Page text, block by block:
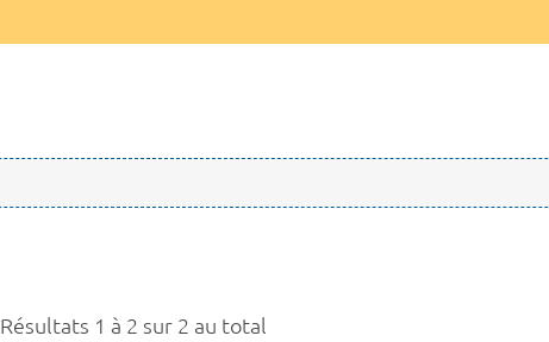
Résultats 1 à 2 sur 2 au total